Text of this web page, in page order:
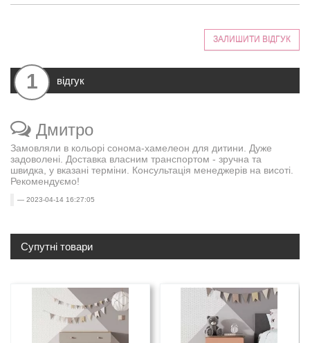
ЗАЛИШИТИ ВІДГУК
1 відгук
Дмитро
Замовляли в кольорі сонома-хамелеон для дитини. Дуже
задоволені. Доставка власним транспортом - зручна та
швидка, у вказані терміни. Консультація менеджерів на висоті.
Рекомендуємо!
2023-04-14 16:27:05
Супутні товари